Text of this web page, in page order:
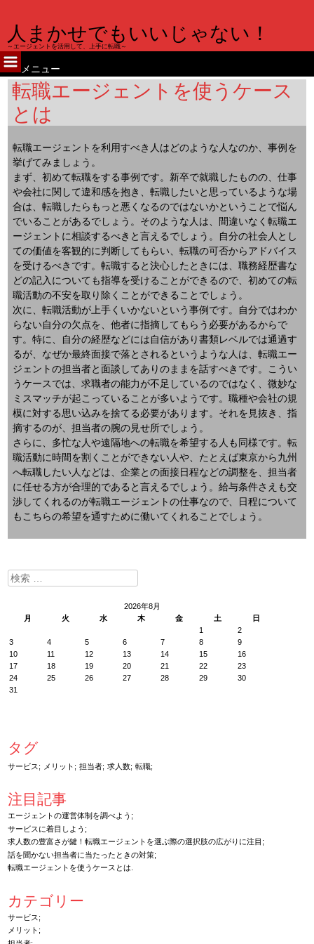
人まかせでもいいじゃない！
～エージェントを活用して、上手に転職～
メニュー
コ
ン
転職エージェントを使うケース
とは
転職エージェントを利用すべき人はどのような人なのか、事例を
挙げてみましょう。
まず、初めて転職をする事例です。新卒で就職したものの、仕事
や会社に関して違和感を抱き、転職したいと思っているような場
合は、転職したらもっと悪くなるのではないかということで悩ん
でいることがあるでしょう。そのような人は、間違いなく転職エ
ージェントに相談するべきと言えるでしょう。自分の社会人とし
ての価値を客観的に判断してもらい、転職の可否からアドバイス
を受けるべきです。転職すると決心したときには、職務経歴書な
どの記入についても指導を受けることができるので、初めての転
職活動の不安を取り除くことができることでしょう。
次に、転職活動が上手くいかないという事例です。自分ではわか
らない自分の欠点を、他者に指摘してもらう必要があるからで
す。特に、自分の経歴などには自信があり書類レベルでは通過す
るが、なぜか最終面接で落とされるというような人は、転職エー
ジェントの担当者と面談してありのままを話すべきです。こうい
うケースでは、求職者の能力が不足しているのではなく、微妙な
ミスマッチが起こっていることが多いようです。職種や会社の規
模に対する思い込みを捨てる必要があります。それを見抜き、指
摘するのが、担当者の腕の見せ所でしょう。
さらに、多忙な人や遠隔地への転職を希望する人も同様です。転
職活動に時間を割くことができない人や、たとえば東京から九州
へ転職したい人などは、企業との面接日程などの調整を、担当者
に任せる方が合理的であると言えるでしょう。給与条件さえも交
渉してくれるのが転職エージェントの仕事なので、日程について
もこちらの希望を通すために働いてくれることでしょう。
検
索:
2026年8月
月
火 水 木 金 土
日
1
2
3
4 5 6 7 8
9
10
11 12 13 14 15
16
17
18 19 20 21 22
23
24
25 26 27 28 29
30
31
タグ
サービス メリット 担当者 求人数 転職
注目記事
エージェントの運営体制を調べよう
サービスに着目しよう
求人数の豊富さが鍵！転職エージェントを選ぶ際の選択肢の広がりに注目
話を聞かない担当者に当たったときの対策
転職エージェントを使うケースとは
カテゴリー
サービス
メリット